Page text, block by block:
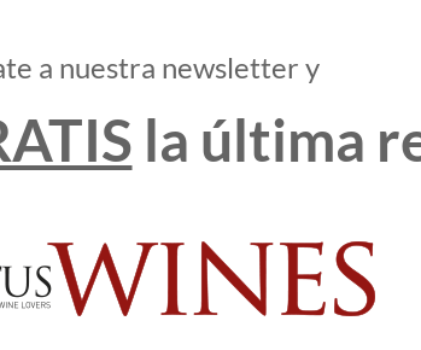
a nuestra newsletter y
la última